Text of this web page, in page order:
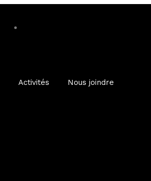
Activités Nous joindre